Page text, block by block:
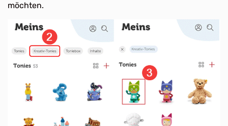
möchten.